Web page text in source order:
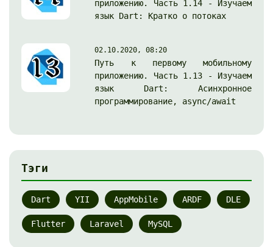
приложению. Часть 1.14 - Изучаем
язык Dart: Кратко о потоках
02.10.2020, 08:20
Путь к первому мобильному
приложению. Часть 1.13 - Изучаем
язык Dart: Асинхронное
программирование, async/await
Тэги
Dart YII AppMobile ARDF DLE
Flutter Laravel MySQL